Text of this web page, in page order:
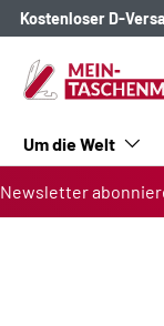
Kostenloser D-
Um die Welt
Newsletter